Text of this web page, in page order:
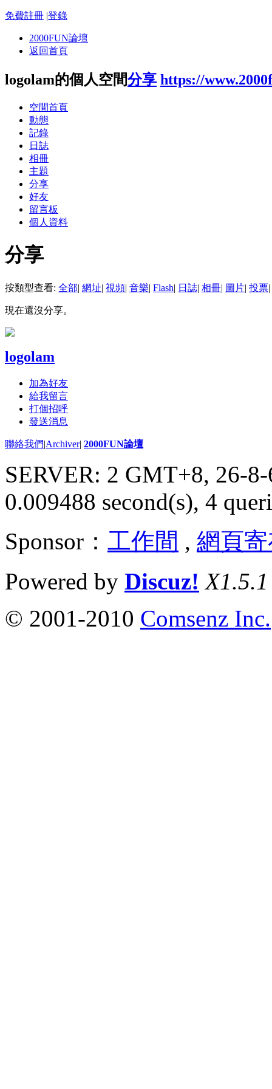
免費註冊 |登錄
2000FUN論壇
返回首頁
logolam的個人空間分享 https://
空間首頁
動態
記錄
日誌
相冊
主題
分享
好友
留言板
個人資料
分享
按類型查看: 全部| 網址| 視頻| 音樂| Flash| 日誌| 相冊| 圖片| 投票|
現在還沒分享。
logolam
加為好友
給我留言
打個招呼
發送消息
聯絡我們|Archiver| 2000FUN論壇
SERVER: 2 GMT+8, 26-
0.009488 second(s), 4
Sponsor： 工作間 , 網頁
Powered by Discuz! X1.5.1
© 2001-2010 Comsenz Inc.